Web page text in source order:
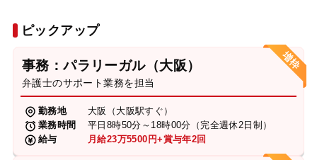
ピックアップ
事務：パラリーガル（大阪）
弁護士のサポート業務を担当
勤務地
大阪（大阪駅すぐ）
業務時間
平日8時50分～18時00分（完全週休2日制）
給与
月給23万5500円+賞与年2回